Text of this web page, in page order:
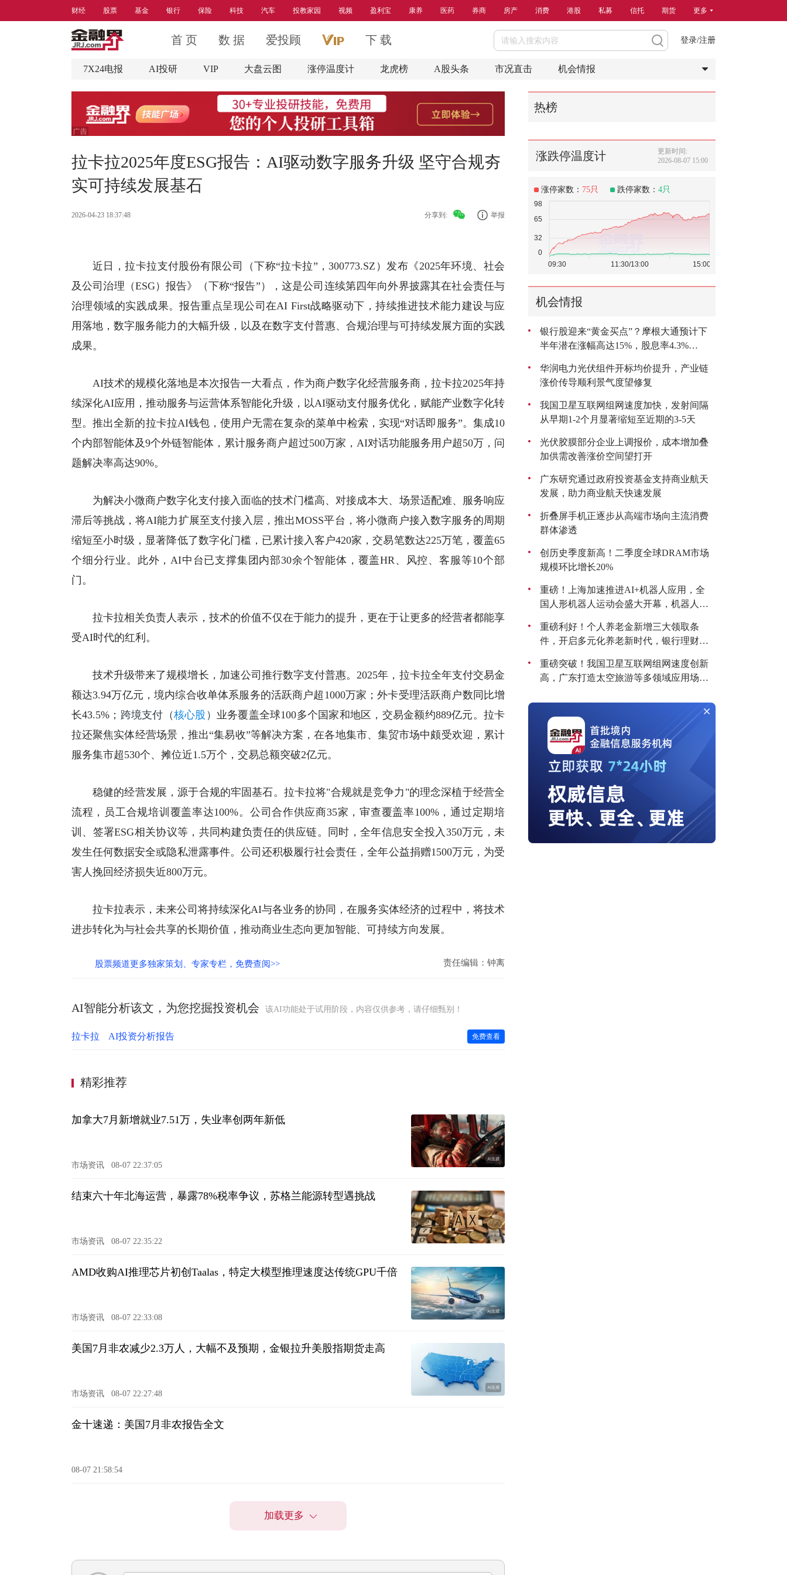
财经 股票 基金 银行 保险 科技 汽车 投教家园 视频 盈利宝 康养 医药 券商 房产 消费 港股 私募 信托 期货 更多
首 页 数 据 爱投顾 下 载 登录/注册
7X24电报 AI投研 VIP 大盘云图 涨停温度计 龙虎榜 A股头条 市况直击 机会情报
拉卡拉2025年度ESG报告：AI驱动数字服务升级 坚守合规夯
实可持续发展基石
2026-04-23 18:37:48 分享到: 举报
近日，拉卡拉支付股份有限公司（下称“拉卡拉”，300773.SZ）发布《2025年环境、社会
及公司治理（ESG）报告》（下称“报告”），这是公司连续第四年向外界披露其在社会责任与
治理领域的实践成果。报告重点呈现公司在AI First战略驱动下，持续推进技术能力建设与应
用落地，数字服务能力的大幅升级，以及在数字支付普惠、合规治理与可持续发展方面的实践
成果。
AI技术的规模化落地是本次报告一大看点，作为商户数字化经营服务商，拉卡拉2025年持
续深化AI应用，推动服务与运营体系智能化升级，以AI驱动支付服务优化，赋能产业数字化转
型。推出全新的拉卡拉AI钱包，使用户无需在复杂的菜单中检索，实现“对话即服务”。集成10
个内部智能体及9个外链智能体，累计服务商户超过500万家，AI对话功能服务用户超50万，问
题解决率高达90%。
为解决小微商户数字化支付接入面临的技术门槛高、对接成本大、场景适配难、服务响应
滞后等挑战，将AI能力扩展至支付接入层，推出MOSS平台，将小微商户接入数字服务的周期
缩短至小时级，显著降低了数字化门槛，已累计接入客户420家，交易笔数达225万笔，覆盖65
个细分行业。此外，AI中台已支撑集团内部30余个智能体，覆盖HR、风控、客服等10个部
门。
拉卡拉相关负责人表示，技术的价值不仅在于能力的提升，更在于让更多的经营者都能享
受AI时代的红利。
技术升级带来了规模增长，加速公司推行数字支付普惠。2025年，拉卡拉全年支付交易金
额达3.94万亿元，境内综合收单体系服务的活跃商户超1000万家；外卡受理活跃商户数同比增
长43.5%； 跨境支付（核心股 ） 业务覆盖全球100多个国家和地区，交易金额约889亿元。拉卡
拉还聚焦实体经营场景，推出“集易收”等解决方案，在各地集市、集贸市场中颇受欢迎，累计
服务集市超530个、摊位近1.5万个，交易总额突破2亿元。
稳健的经营发展，源于合规的牢固基石。拉卡拉将"合规就是竞争力"的理念深植于经营全
流程，员工合规培训覆盖率达100%。公司合作供应商35家，审查覆盖率100%，通过定期培
训、签署ESG相关协议等，共同构建负责任的供应链。同时，全年信息安全投入350万元，未
发生任何数据安全或隐私泄露事件。公司还积极履行社会责任，全年公益捐赠1500万元，为受
害人挽回经济损失近800万元。
拉卡拉表示，未来公司将持续深化AI与各业务的协同，在服务实体经济的过程中，将技术
进步转化为与社会共享的长期价值，推动商业生态向更加智能、可持续方向发展。
股票频道更多独家策划、专家专栏，免费查阅>> 责任编辑：钟离
AI智能分析该文，为您挖掘投资机会 该AI功能处于试用阶段，内容仅供参考，请仔细甄别！
拉卡拉 AI投资分析报告 免费查看
精彩推荐
加拿大7月新增就业7.51万，失业率创两年新低
市场资讯 08-07 22:37:05
结束六十年北海运营，暴露78%税率争议，苏格兰能源转型遇挑战
市场资讯 08-07 22:35:22
AMD收购AI推理芯片初创Taalas，特定大模型推理速度达传统GPU千倍
市场资讯 08-07 22:33:08
美国7月非农减少2.3万人，大幅不及预期，金银拉升美股指期货走高
市场资讯 08-07 22:27:48
金十速递：美国7月非农报告全文
08-07 21:58:54
加载更多
热榜
涨跌停温度计
更新时间:
2026-08-07 15:00
涨停家数： 75只 跌停家数： 4只
机会情报
银行股迎来“黄金买点”？摩根大通预计下
半年潜在涨幅高达15%，股息率4.3%
华润电力光伏组件开标均价提升，产业链
涨价传导顺利景气度望修复
我国卫星互联网组网速度加快，发射间隔
从早期1-2个月显著缩短至近期的3-5天
光伏胶膜部分企业上调报价，成本增加叠
加供需改善涨价空间望打开
广东研究通过政府投资基金支持商业航天
发展，助力商业航天快速发展
折叠屏手机正逐步从高端市场向主流消费
群体渗透
创历史季度新高！二季度全球DRAM市场
规模环比增长20%
重磅！上海加速推进AI+机器人应用，全
国人形机器人运动会盛大开幕，机器人板
重磅利好！个人养老金新增三大领取条
件，开启多元化养老新时代，银行理财产
重磅突破！我国卫星互联网组网速度创新
高，广东打造太空旅游等多领域应用场